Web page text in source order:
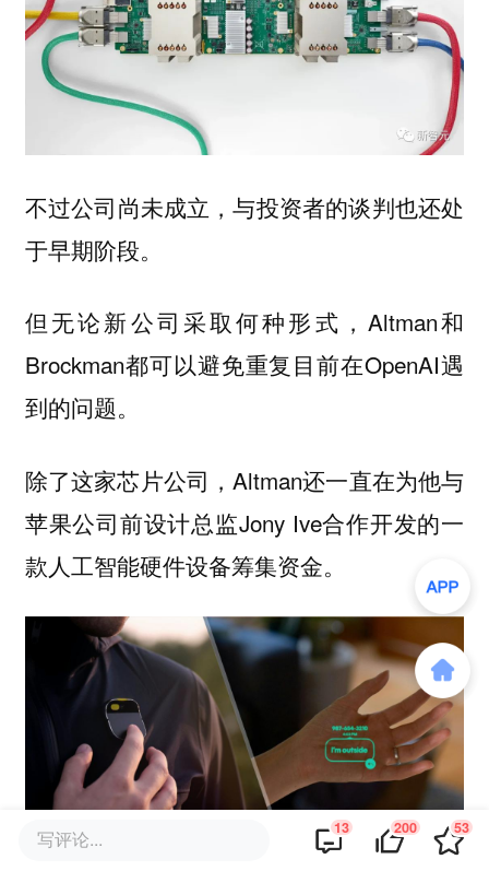
不过公司尚未成立，与投资者的谈判也还处
于早期阶段。
但无论新公司采取何种形式，Altman和
Brockman都可以避免重复目前在OpenAI遇
到的问题。
除了这家芯片公司，Altman还一直在为他与
苹果公司前设计总监Jony Ive合作开发的一
款人工智能硬件设备筹集资金。
写评论... 13 200 53